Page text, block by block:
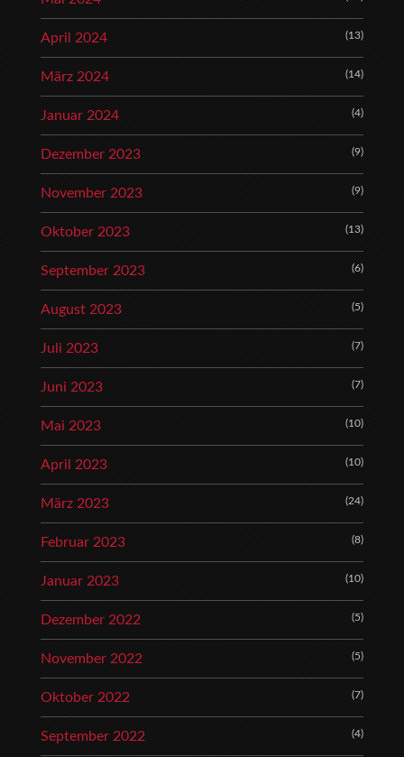
April 2024 (13)
März 2024 (14)
Januar 2024 (4)
Dezember 2023 (9)
November 2023 (9)
Oktober 2023 (13)
September 2023 (6)
August 2023 (5)
Juli 2023 (7)
Juni 2023 (7)
Mai 2023 (10)
April 2023 (10)
März 2023 (24)
Februar 2023 (8)
Januar 2023 (10)
Dezember 2022 (5)
November 2022 (5)
Oktober 2022 (7)
September 2022 (4)